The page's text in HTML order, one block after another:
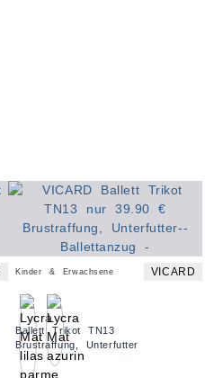
Kinder & Erwachsene VICARD
Ballett Trikot TN13
Brustraffung, Unterfutter